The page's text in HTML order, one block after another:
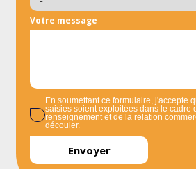
Votre message
En soumettant ce formulaire, j'accepte
saisies soient exploitées dans le cadre
renseignement et de la relation
découler.